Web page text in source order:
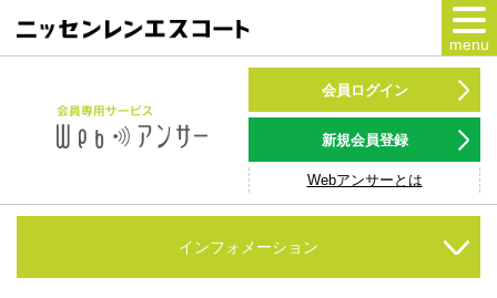
menu
カードをつかう
NSポイント
キャンペーン
会員ログイン
新規会員登録
Webアンサーとは
インフォメーション